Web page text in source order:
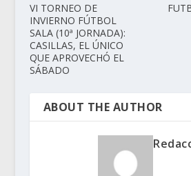
VI TORNEO DE
INVIERNO FÚTBOL
SALA (10ª JORNADA):
CASILLAS, EL ÚNICO
QUE APROVECHÓ EL
SÁBADO
ABOUT THE AUTHOR